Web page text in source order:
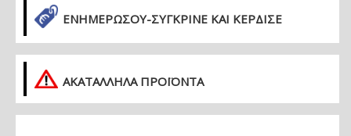
ΕΝΗΜΕΡΏΣΟΥ-ΣΎΓΚΡΙΝΕ ΚΑΙ ΚΈΡΔΙΣΕ
ΑΚΑΤΑΛΛΗΛΑ ΠΡΟΪΟΝΤΑ